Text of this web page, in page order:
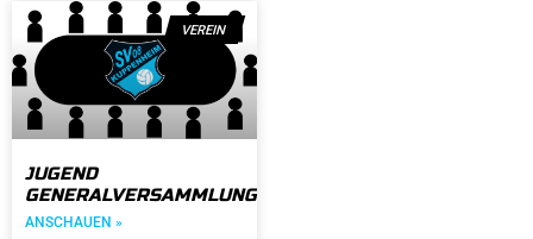
VEREIN
JUGEND
GENERALVERSAMMLUNG
ANSCHAUEN »